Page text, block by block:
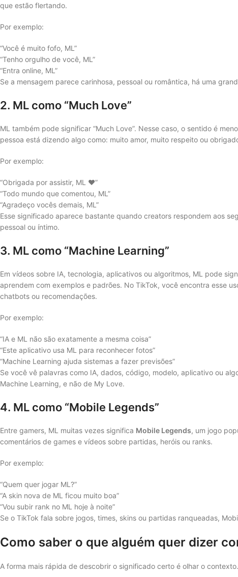
que estão flertando.
Por exemplo:
“Você é muito fofo, ML”
“Tenho orgulho de você, ML”
“Entra online, ML”
Se a mensagem parece carinhosa, pessoal ou romântica, há uma
2. ML como “Much Love”
ML também pode significar “Much Love”. Nesse caso, o sentido é
pessoa está dizendo algo como: muito amor, muito respeito ou
Por exemplo:
“Obrigada por assistir, ML ❤️”
“Todo mundo que comentou, ML”
“Agradeço vocês demais, ML”
Esse significado aparece bastante quando creators respondem aos
pessoal ou íntimo.
3. ML como “Machine Learning”
Em vídeos sobre IA, tecnologia, aplicativos ou algoritmos, ML pode
aprendem com exemplos e padrões. No TikTok, você encontra esse
chatbots ou recomendações.
Por exemplo:
“IA e ML não são exatamente a mesma coisa”
“Este aplicativo usa ML para reconhecer fotos”
“Machine Learning ajuda sistemas a fazer previsões”
Se você vê palavras como IA, dados, código, modelo, aplicativo ou
Machine Learning, e não de My Love.
4. ML como “Mobile Legends”
Entre gamers, ML muitas vezes significa Mobile Legends, um jogo
comentários de games e vídeos sobre partidas, heróis ou ranks.
Por exemplo:
“Quem quer jogar ML?”
“A skin nova de ML ficou muito boa”
“Vou subir rank no ML hoje à noite”
Se o TikTok fala sobre jogos, times, skins ou partidas ranqueadas,
Como saber o que alguém quer dizer
A forma mais rápida de descobrir o significado certo é olhar o